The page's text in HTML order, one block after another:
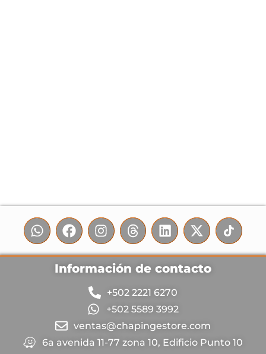
Información de contacto
+502 2221 6270
+502 5589 3992
ventas@chapingestore.com
6a avenida 11-77 zona 10, Edificio Punto 10